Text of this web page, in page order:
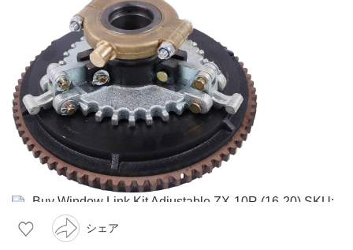
シェア